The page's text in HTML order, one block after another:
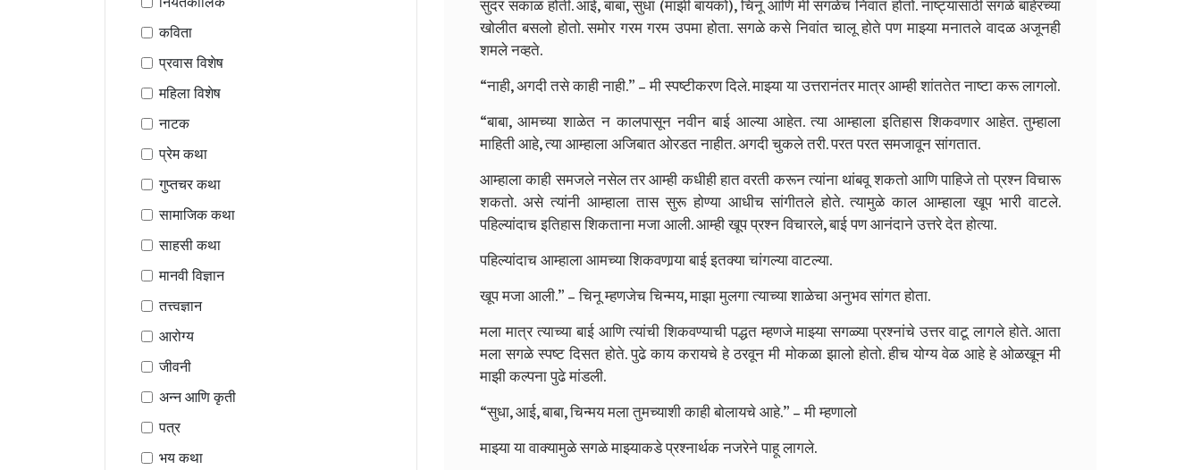
कविता
प्रवास विशेष
महिला विशेष
नाटक
प्रेम कथा
गुप्तचर कथा
सामाजिक कथा
साहसी कथा
मानवी विज्ञान
तत्त्वज्ञान
आरोग्य
जीवनी
अन्न आणि कृती
पत्र
भय कथा
सुंदर सकाळ होती. आई, बाबा, सुधा (माझी बायको), चिनू आणि मी सगळेच निवांत होतो. नाष्ट्यासाठी सगळे बाहेरच्या
खोलीत बसलो होतो. समोर गरम गरम उपमा होता. सगळे कसे निवांत चालू होते पण मा‍झ्या मनातले वादळ अजूनही
शमले नव्हते.
“नाही, अगदी तसे काही नाही.” – मी स्पष्टीकरण दिले. मा‍झ्या या उत्तरानंतर मात्र आम्ही शांततेत नाष्टा करू लागलो.
“बाबा, आमच्या शाळेत न कालपासून नवीन बाई आल्या आहेत. त्या आम्हाला इतिहास शिकवणार आहेत. तुम्हाला
माहिती आहे, त्या आम्हाला अजिबात ओरडत नाहीत. अगदी चुकले तरी. परत परत समजावून सांगतात.
आम्हाला काही समजले नसेल तर आम्ही कधीही हात वरती करून त्यांना थांबवू शकतो आणि पाहिजे तो प्रश्न विचारू
शकतो. असे त्यांनी आम्हाला तास सुरू होण्या आधीच सांगीतले होते. त्यामुळे काल आम्हाला खूप भारी वाटले.
पहिल्यांदाच इतिहास शिकताना मजा आली. आम्ही खूप प्रश्न विचारले, बाई पण आनंदाने उत्तरे देत होत्या.
पहिल्यांदाच आम्हाला आमच्या शिकवणार्‍या बाई इतक्या चांगल्या वाटल्या.
खूप मजा आली.” – चिनू म्हणजेच चिन्मय, माझा मुलगा त्याच्या शाळेचा अनुभव सांगत होता.
मला मात्र त्याच्या बाई आणि त्यांची शिकवण्याची पद्धत म्हणजे मा‍झ्या सगळ्या प्रश्नांचे उत्तर वाटू लागले होते. आता
मला सगळे स्पष्ट दिसत होते. पुढे काय करायचे हे ठरवून मी मोकळा झालो होतो. हीच योग्य वेळ आहे हे ओळखून मी
माझी कल्पना पुढे मांडली.
“सुधा, आई, बाबा, चिन्मय मला तुमच्याशी काही बोलायचे आहे.” – मी म्हणालो
मा‍झ्या या वाक्यामुळे सगळे माझ्याकडे प्रश्नार्थक नजरेने पाहू लागले.